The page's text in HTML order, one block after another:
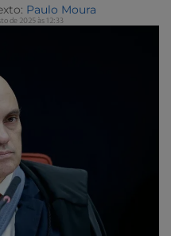
Paulo Moura
de 2025 às 12:33